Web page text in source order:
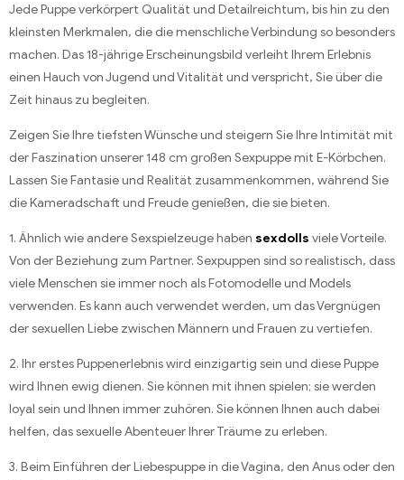
Jede Puppe verkörpert Qualität und Detailreichtum, bis hin zu den
kleinsten Merkmalen, die die menschliche Verbindung so besonders
machen. Das 18-jährige Erscheinungsbild verleiht Ihrem Erlebnis
einen Hauch von Jugend und Vitalität und verspricht, Sie über die
Zeit hinaus zu begleiten.
Zeigen Sie Ihre tiefsten Wünsche und steigern Sie Ihre Intimität mit
der Faszination unserer 148 cm großen Sexpuppe mit E-Körbchen.
Lassen Sie Fantasie und Realität zusammenkommen, während Sie
die Kameradschaft und Freude genießen, die sie bieten.
1. Ähnlich wie andere Sexspielzeuge haben sexdolls viele Vorteile.
Von der Beziehung zum Partner. Sexpuppen sind so realistisch, dass
viele Menschen sie immer noch als Fotomodelle und Models
verwenden. Es kann auch verwendet werden, um das Vergnügen
der sexuellen Liebe zwischen Männern und Frauen zu vertiefen.
2. Ihr erstes Puppenerlebnis wird einzigartig sein und diese Puppe
wird Ihnen ewig dienen. Sie können mit ihnen spielen; sie werden
loyal sein und Ihnen immer zuhören. Sie können Ihnen auch dabei
helfen, das sexuelle Abenteuer Ihrer Träume zu erleben.
3. Beim Einführen der Liebespuppe in die Vagina, den Anus oder den